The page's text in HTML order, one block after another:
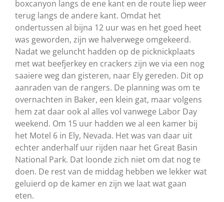
boxcanyon langs de ene kant en de route liep weer
terug langs de andere kant. Omdat het
ondertussen al bijna 12 uur was en het goed heet
was geworden, zijn we halverwege omgekeerd.
Nadat we geluncht hadden op de picknickplaats
met wat beefjerkey en crackers zijn we via een nog
saaiere weg dan gisteren, naar Ely gereden. Dit op
aanraden van de rangers. De planning was om te
overnachten in Baker, een klein gat, maar volgens
hem zat daar ook al alles vol vanwege Labor Day
weekend. Om 15 uur hadden we al een kamer bij
het Motel 6 in Ely, Nevada. Het was van daar uit
echter anderhalf uur rijden naar het Great Basin
National Park. Dat loonde zich niet om dat nog te
doen. De rest van de middag hebben we lekker wat
geluierd op de kamer en zijn we laat wat gaan
eten.